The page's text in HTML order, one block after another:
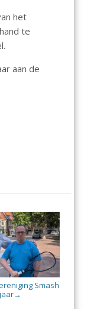
het
te
aan de
Smash
→